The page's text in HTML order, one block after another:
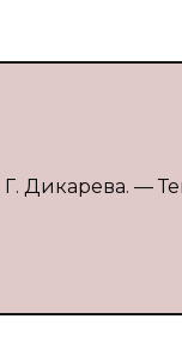
Дикарева. —